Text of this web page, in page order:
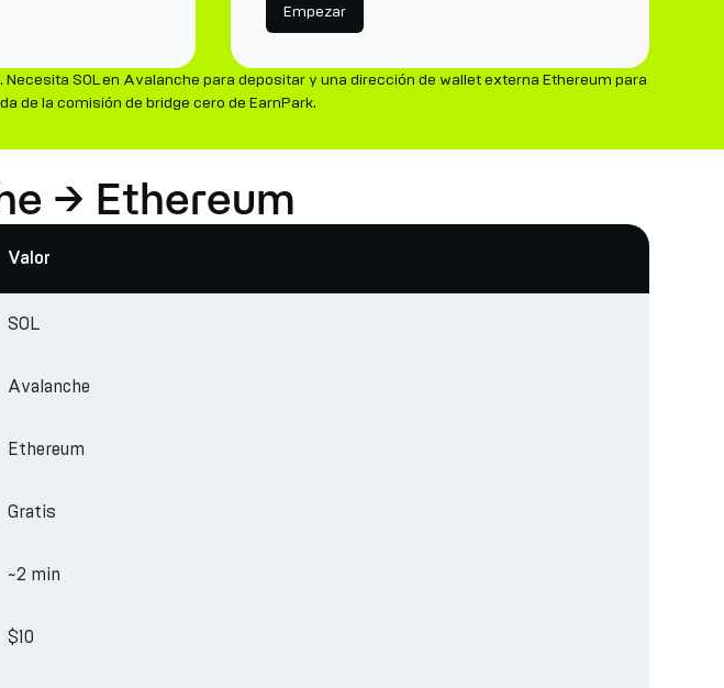
Empezar
SOL en Avalanche para depositar y una dirección de wallet externa Ethereum para
de la comisión de bridge cero de EarnPark.
→ Ethereum
Valor
SOL
Avalanche
Ethereum
Gratis
~2 min
$10